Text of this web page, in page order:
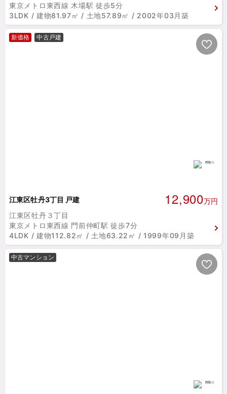
東京メトロ東西線 木場駅 徒歩5分
3LDK / 建物81.97㎡ / 土地57.89㎡ / 2002年03月築
新価格 中古戸建
江東区牡丹3丁目 戸建 12,900万円
江東区牡丹３丁目
東京メトロ東西線 門前仲町駅 徒歩7分
4LDK / 建物112.82㎡ / 土地63.22㎡ / 1999年09月築
中古マンション